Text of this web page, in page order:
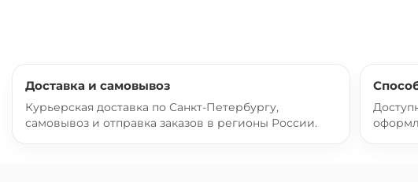
Доставка и самовывоз
Курьерская доставка по Санкт-Петербургу,
самовывоз и отправка заказов в регионы России.